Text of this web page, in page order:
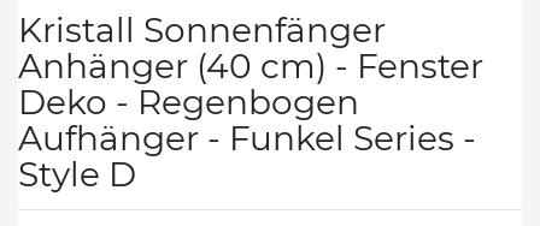
Kristall Sonnenfänger
Anhänger (40 cm) - Fenster
Deko - Regenbogen
Aufhänger - Funkel Series -
Style D